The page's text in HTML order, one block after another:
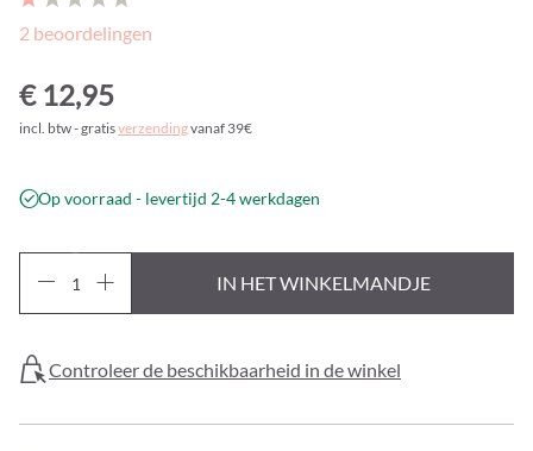
2 beoordelingen
€ 12,95
incl. btw - gratisverzendingvanaf 39€
Op voorraad - levertijd 2-4 werkdagen
IN HET WINKELMANDJE
Controleer de beschikbaarheid in de winkel